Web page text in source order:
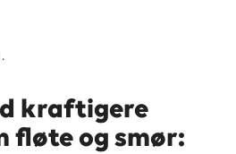
kraftigere
fløte og smør: